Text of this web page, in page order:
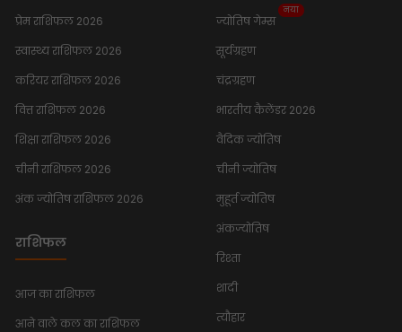
प्रेम राशिफल 2026
स्वास्थ्य राशिफल 2026
करियर राशिफल 2026
वित्त राशिफल 2026
शिक्षा राशिफल 2026
चीनी राशिफल 2026
अंक ज्योतिष राशिफल 2026
राशिफल
आज का राशिफल
आने वाले कल का राशिफल
ज्योतिष गेम्स
नया
सूर्यग्रहण
चंद्रग्रहण
भारतीय कैलेंडर 2026
वैदिक ज्योतिष
चीनी ज्योतिष
मुहूर्त ज्योतिष
अंकज्योतिष
रिश्ता
शादी
त्यौहार